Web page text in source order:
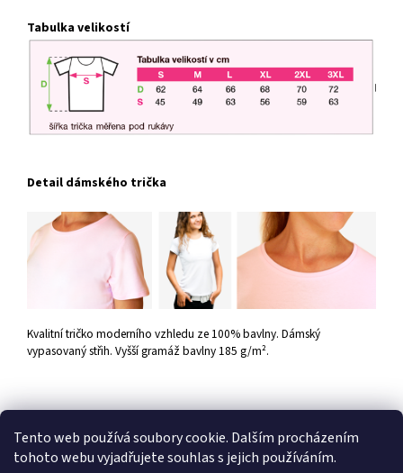
Tento web používá soubory cookie. Dalším procházením
tohoto webu vyjadřujete souhlas s jejich používáním.
Tabulka velikostí
Detail dámského trička
Kvalitní tričko moderního vzhledu ze 100% bavlny. Dámský
vypasovaný střih. Vyšší gramáž bavlny 185 g/m².